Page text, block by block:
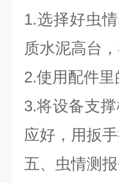
1.选择好虫
质水泥高台
2.使用配件
3.将设备支
应好，用扳
五、虫情测报